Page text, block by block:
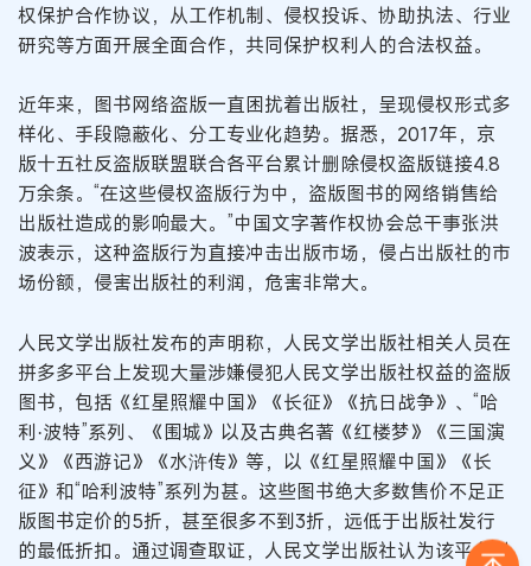
权保护合作协议，从工作机制、侵权投诉、协助执法、行业
研究等方面开展全面合作，共同保护权利人的合法权益。
近年来，图书网络盗版一直困扰着出版社，呈现侵权形式多
样化、手段隐蔽化、分工专业化趋势。据悉，2017年，京
版十五社反盗版联盟联合各平台累计删除侵权盗版链接4.8
万余条。“在这些侵权盗版行为中，盗版图书的网络销售给
出版社造成的影响最大。”中国文字著作权协会总干事张洪
波表示，这种盗版行为直接冲击出版市场，侵占出版社的市
场份额，侵害出版社的利润，危害非常大。
人民文学出版社发布的声明称，人民文学出版社相关人员在
拼多多平台上发现大量涉嫌侵犯人民文学出版社权益的盗版
图书，包括《红星照耀中国》《长征》《抗日战争》、“哈
利·波特”系列、《围城》以及古典名著《红楼梦》《三国演
义》《西游记》《水浒传》等，以《红星照耀中国》《长
征》和“哈利波特”系列为甚。这些图书绝大多数售价不足正
版图书定价的5折，甚至很多不到3折，远低于出版社发行
的最低折扣。通过调查取证，人民文学出版社认为该平台以